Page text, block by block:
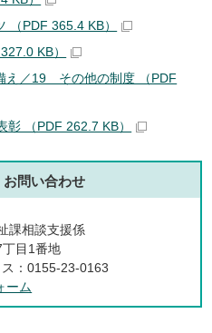
PDF 365.4 KB）
KB）
え／19 その他の制度 （PDF
（PDF 262.7 KB）
お問い合わせ
課相談支援係
目1番地
：0155-23-0163
ーム